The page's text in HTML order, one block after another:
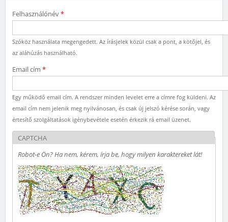
Felhasználónév*
Szóköz használata megengedett. Az írásjelek közül csak a pont, a kötőjel, és
az aláhúzás használható.
Email cím *
Egy működő email cím. A rendszer minden levelet erre a címre fog küldeni. Az
email cím nem jelenik meg nyilvánosan, és csak új jelszó kérése során, vagy
értesítő szolgáltatások igénybevétele esetén érkezik rá email üzenet.
CAPTCHA
Robot-e Ön? Ha nem, kérem, írja be, hogy milyen karaktereket lát!